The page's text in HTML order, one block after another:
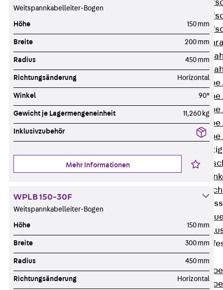
Zahnschraube
Zahnschraube
Zahnschraube
Zahnschraube
Zahnschraube
Zurück
Zurück
Weitspannkabelleiter-Bogen
Höhe 150 mm
Breite 200 mm
Radius 450 mm
Richtungsänderung Horizontal
Winkel 90°
Gewicht je Lagermengeneinheit 11,260 kg
Inklusivzubehör
Mehr Informationen
WPLB 150-30F
Weitspannkabelleiter-Bogen
Höhe 150 mm
Breite 300 mm
Radius 450 mm
Richtungsänderung Horizontal